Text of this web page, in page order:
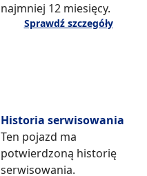
najmniej 12 miesięcy.
Sprawdź szczegóły
Historia serwisowania
Ten pojazd ma
potwierdzoną historię
serwisowania.